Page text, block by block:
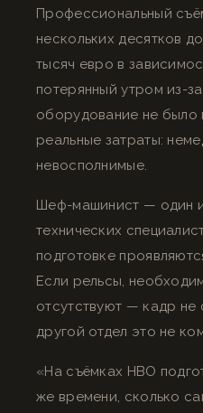
Профессиональный
нескольких десятков
тысяч евро в
потерянный утром из-
оборудование не
реальные затраты:
невосполнимые.
Шеф-машинист — один
технических
подготовке
Если рельсы,
отсутствуют — кадр не
другой отдел это не
«На съёмках HBO
же времени, сколько